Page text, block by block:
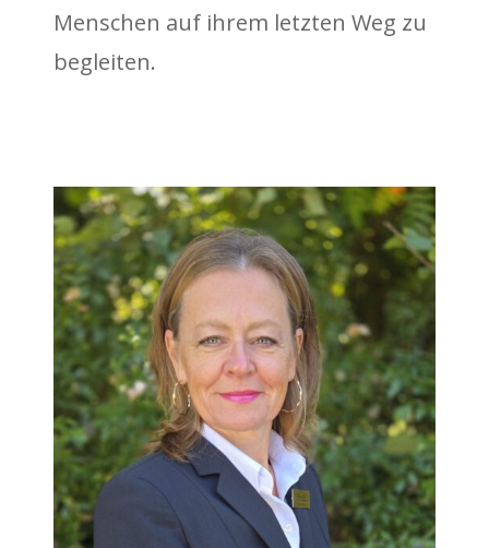
Menschen auf ihrem letzten Weg zu
begleiten.